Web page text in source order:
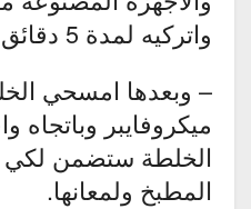
واتركيه لمدة 5 دقائق.
– وبعدها امسحي
ميكروفايبر
الخلطة ستضمن لكي
المطبخ ولمعانها.